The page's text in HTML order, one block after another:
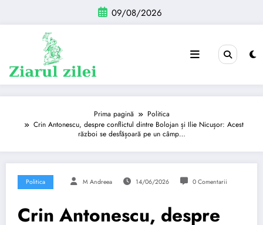
conținut
09/08/2026
Prima pagină
Politica
Crin Antonescu, despre conflictul dintre Bolojan și Ilie Nicușor: Acest
război se desfășoară pe un câmp…
Politica M Andreea 14/06/2026 0 Comentarii
Crin Antonescu, despre